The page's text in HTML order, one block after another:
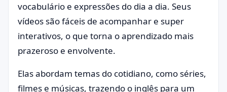
vocabulário e expressões do dia a dia. Seus
vídeos são fáceis de acompanhar e super
interativos, o que torna o aprendizado mais
prazeroso e envolvente.
Elas abordam temas do cotidiano, como séries,
filmes e músicas, trazendo o inglês para um